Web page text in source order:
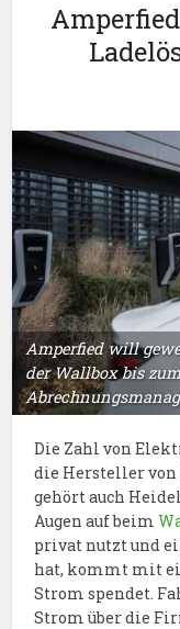
Amperfied will
der Wallbox bis
Die Zahl von
die Hersteller von
gehört auch
Augen auf beim
privat nutzt und
hat, kommt mit
Strom spendet.
Strom über die